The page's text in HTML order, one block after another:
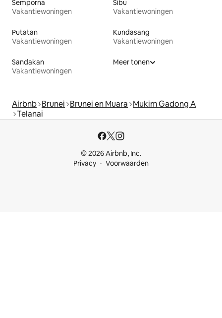
Semporna
Vakantiewoningen
Sibu
Vakantiewoningen
Putatan
Vakantiewoningen
Kundasang
Vakantiewoningen
Sandakan
Vakantiewoningen
Meer tonen
Airbnb Brunei Brunei en Muara Mukim Gadong A
Telanai
© 2026 Airbnb, Inc.
Privacy
Voorwaarden